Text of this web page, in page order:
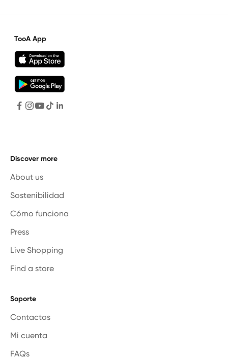
TooA App
Discover more
About us
Sostenibilidad
Cómo funciona
Press
Live Shopping
Find a store
Soporte
Contactos
Mi cuenta
FAQs